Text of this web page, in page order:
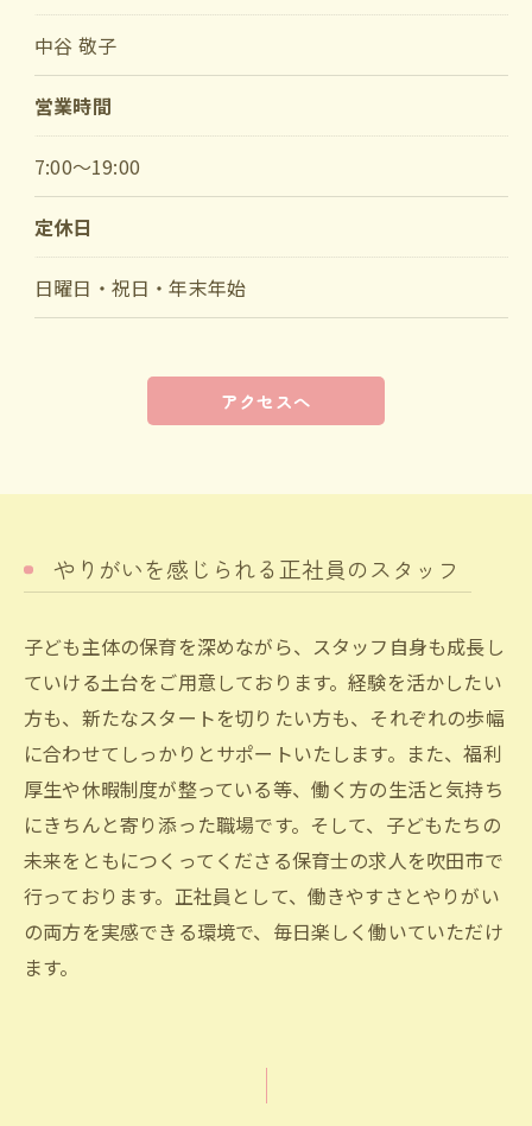
中谷 敬子
営業時間
7:00～19:00
定休日
日曜日・祝日・年末年始
アクセスへ
やりがいを感じられる正社員のスタッフ
子ども主体の保育を深めながら、スタッフ自身も成長し
ていける土台をご用意しております。経験を活かしたい
方も、新たなスタートを切りたい方も、それぞれの歩幅
に合わせてしっかりとサポートいたします。また、福利
厚生や休暇制度が整っている等、働く方の生活と気持ち
にきちんと寄り添った職場です。そして、子どもたちの
未来をともにつくってくださる保育士の求人を吹田市で
行っております。正社員として、働きやすさとやりがい
の両方を実感できる環境で、毎日楽しく働いていただけ
ます。
お問い合わせ・ご相談はこちら